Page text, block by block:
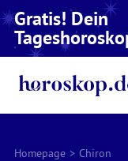
Gratis! Dein
Homepage > Chiron